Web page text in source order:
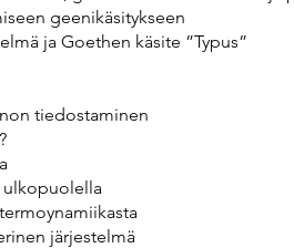
geenikäsitykseen
ja Goethen käsite ”Typus”
tiedostaminen
ulkopuolella
järjestelmä